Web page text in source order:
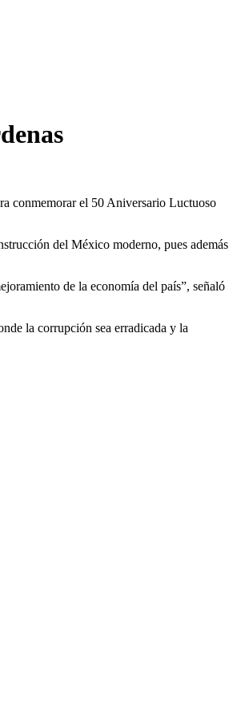
conmemorar el 50 Aniversario Luctuoso
del México moderno, pues además
de la economía del país”, señaló
la corrupción sea erradicada y la